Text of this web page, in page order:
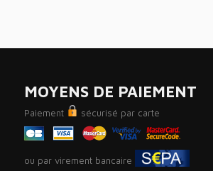
MOYENS DE PAIEMENT
Paiement sécurisé par carte
ou par virement bancaire